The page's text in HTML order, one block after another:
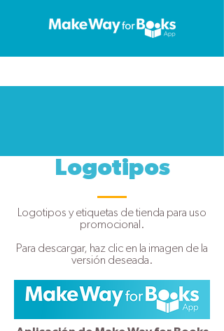
Logotipos
Logotipos y etiquetas de tienda para uso
promocional.
Para descargar, haz clic en la imagen de la
versión deseada.